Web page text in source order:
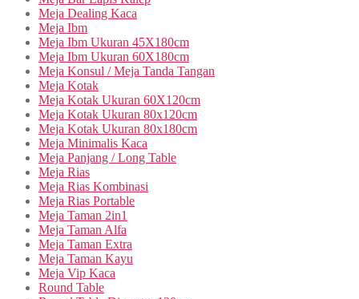
Meja Dealing Kaca
Meja Ibm
Meja Ibm Ukuran 45X180cm
Meja Ibm Ukuran 60X180cm
Meja Konsul / Meja Tanda Tangan
Meja Kotak
Meja Kotak Ukuran 60X120cm
Meja Kotak Ukuran 80x120cm
Meja Kotak Ukuran 80x180cm
Meja Minimalis Kaca
Meja Panjang / Long Table
Meja Rias
Meja Rias Kombinasi
Meja Rias Portable
Meja Taman 2in1
Meja Taman Alfa
Meja Taman Extra
Meja Taman Kayu
Meja Vip Kaca
Round Table